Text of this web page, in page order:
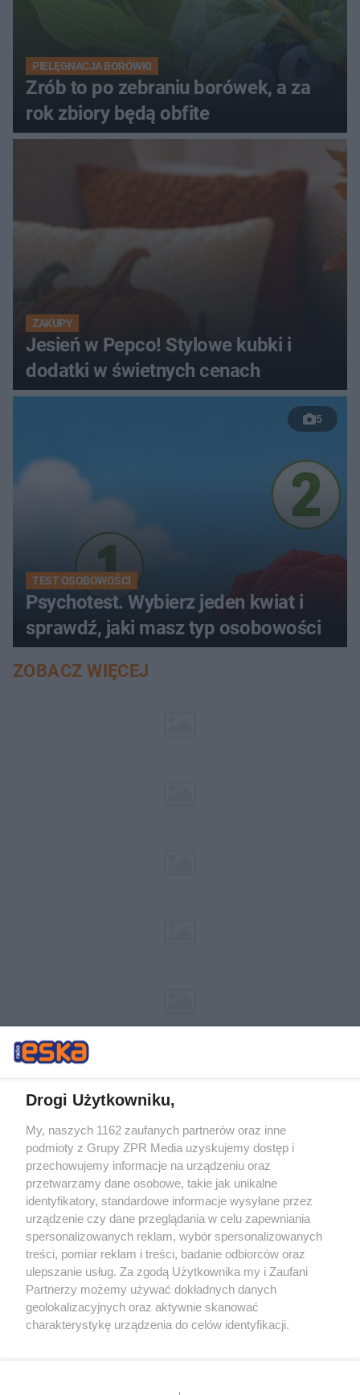
PIELĘGNACJA BORÓWKI
Zrób to po zebraniu borówek, a za
rok zbiory będą obfite
ZAKUPY
Jesień w Pepco! Stylowe kubki i
dodatki w świetnych cenach
5
TEST OSOBOWOŚCI
Psychotest. Wybierz jeden kwiat i
sprawdź, jaki masz typ osobowości
ZOBACZ WIĘCEJ
Żaden utwór zamieszczony w serwisie nie może być powielany i
rozpowszechniany lub dalej rozpowszechniany w jakikolwiek sposób (w
tym także elektroniczny lub mechaniczny) na jakimkolwiek polu
eksploatacji w jakiejkolwiek formie, włącznie z umieszczaniem w
Internecie bez pisemnej zgody właściciela praw. Jakiekolwiek użycie lub
wykorzystanie utworów w całości lub w części z naruszeniem prawa,
tzn. bez właściwej zgody, jest zabronione pod groźbą kary i może być
ścigane prawnie.
Drogi Użytkowniku,
My, naszych 1162 zaufanych partnerów oraz inne
podmioty z Grupy ZPR Media uzyskujemy dostęp i
przechowujemy informacje na urządzeniu oraz
przetwarzamy dane osobowe, takie jak unikalne
identyfikatory, standardowe informacje wysyłane przez
urządzenie czy dane przeglądania w celu zapewniania
spersonalizowanych reklam, wybór spersonalizowanych
treści, pomiar reklam i treści, badanie odbiorców oraz
ulepszanie usług. Za zgodą Użytkownika my i Zaufani
Partnerzy możemy używać dokładnych danych
geolokalizacyjnych oraz aktywnie skanować
charakterystykę urządzenia do celów identyfikacji.